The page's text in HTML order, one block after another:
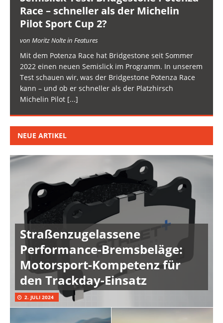
Race – schneller als der Michelin
Pilot Sport Cup 2?
von Moritz Nolte in Features
Mit dem Potenza Race hat Bridgestone seit Sommer
2022 einen neuen Semislick im Programm. In unserem
Test schauen wir, was der Bridgestone Potenza Race
kann – und ob er schneller als der Platzhirsch
Michelin Pilot [...]
NEUE ARTIKEL
Straßenzugelassene
Performance-Bremsbeläge:
Motorsport-Kompetenz für
den Trackday-Einsatz
2. JULI 2024